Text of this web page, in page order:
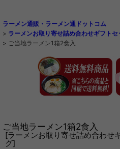
ラーメン通販・ラーメン通ドットコム
> ラーメンお取り寄せ詰め合わせギフト
> ご当地ラーメン1箱2食入
ご当地ラーメン1箱2食入
[ラーメンお取り寄せ詰め合わせ
グ]